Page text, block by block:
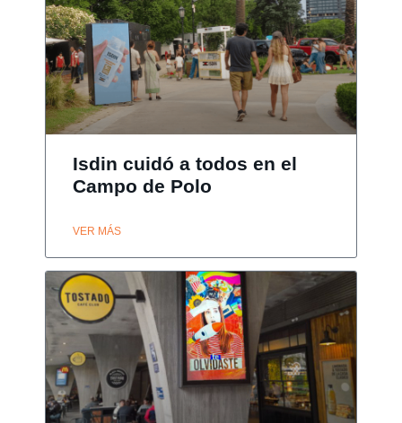
Isdin cuidó a todos en el
Campo de Polo
VER MÁS